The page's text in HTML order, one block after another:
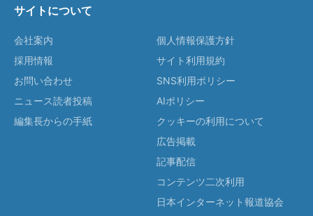
サイトについて
会社案内
採用情報
お問い合わせ
ニュース読者投稿
編集長からの手紙
個人情報保護方針
サイト利用規約
SNS利用ポリシー
AIポリシー
クッキーの利用について
広告掲載
記事配信
コンテンツ二次利用
日本インターネット報道協会